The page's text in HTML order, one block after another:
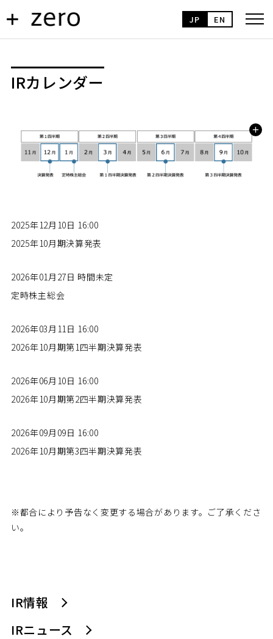
JP EN
IRカレンダー
2025年12月10日 16:00
2025年10月期決算発表
2026年01月27日 時間未定
定時株主総会
2026年03月11日 16:00
2026年10月期第1四半期決算発表
2026年06月10日 16:00
2026年10月期第2四半期決算発表
2026年09月09日 16:00
2026年10月期第3四半期決算発表
※都合により予告なく変更する場合があります。ご了承くださ
い。
IR情報
IRニュース